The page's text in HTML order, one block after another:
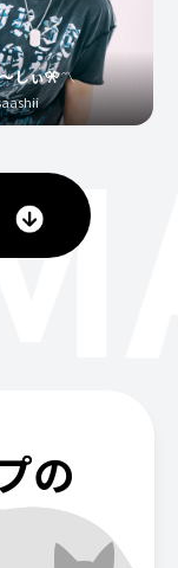
しぃ🎌〽️
の